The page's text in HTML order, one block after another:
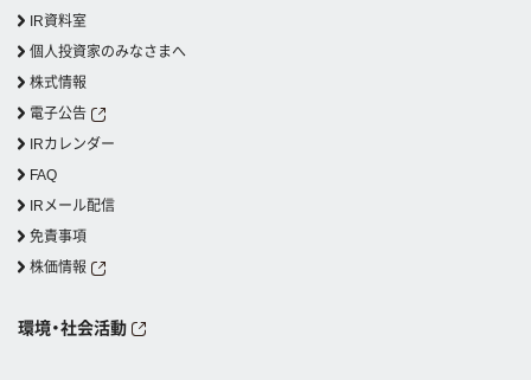
IR資料室
個人投資家のみなさまへ
株式情報
電子公告
IRカレンダー
FAQ
IRメール配信
免責事項
株価情報
環境・社会活動